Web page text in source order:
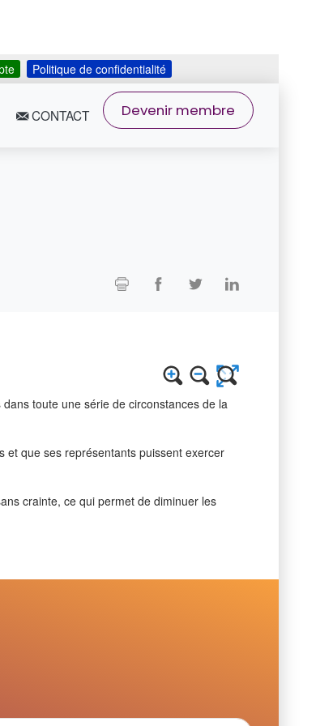
Politique de confidentialité
CONTACT Devenir membre
toute une série de circonstances de la
et que ses représentants puissent exercer
crainte, ce qui permet de diminuer les